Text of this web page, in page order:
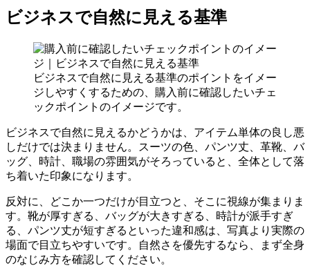
ビジネスで自然に見える基準
ビジネスで自然に見える基準のポイントをイメー
ジしやすくするための、購入前に確認したいチェ
ックポイントのイメージです。
ビジネスで自然に見えるかどうかは、アイテム単体の良し悪
しだけでは決まりません。スーツの色、パンツ丈、革靴、バ
ッグ、時計、職場の雰囲気がそろっていると、全体として落
ち着いた印象になります。
反対に、どこか一つだけが目立つと、そこに視線が集まりま
す。靴が厚すぎる、バッグが大きすぎる、時計が派手すぎ
る、パンツ丈が短すぎるといった違和感は、写真より実際の
場面で目立ちやすいです。自然さを優先するなら、まず全身
のなじみ方を確認してください。